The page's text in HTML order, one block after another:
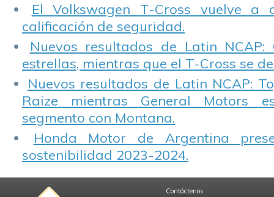
El Volkswagen T-Cross vuelve a
calificación de seguridad.
Nuevos resultados de Latin NCAP:
estrellas, mientras que el T-Cross se
Nuevos resultados de Latin NCAP:
Raize mientras General Motors
segmento con Montana.
Honda Motor de Argentina
sostenibilidad 2023-2024.
Contáctenos